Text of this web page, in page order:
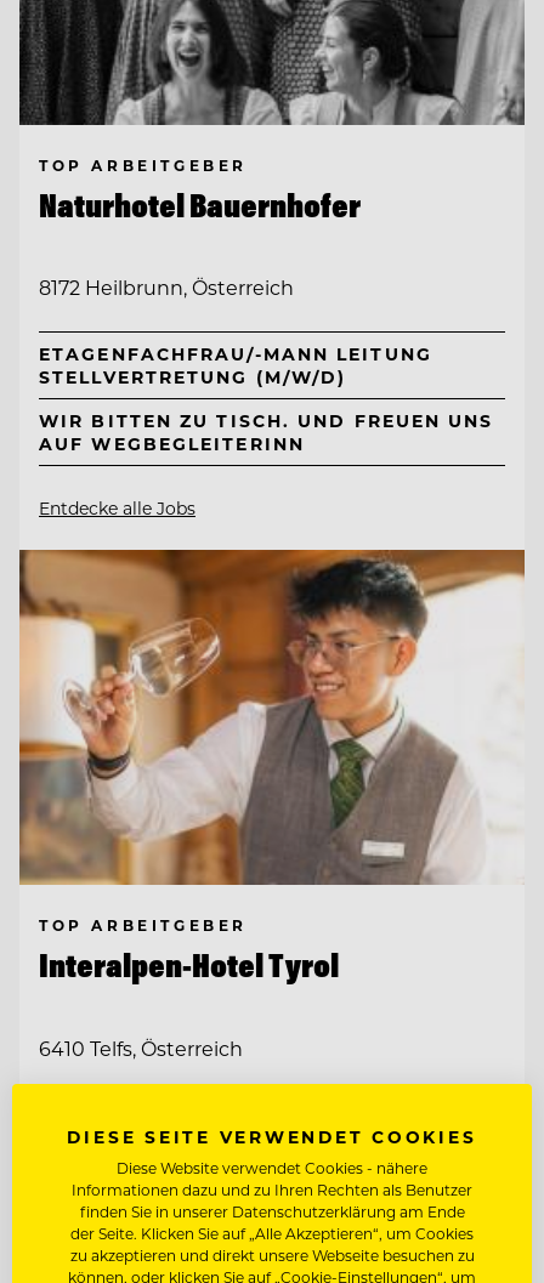
TOP ARBEITGEBER
Naturhotel Bauernhofer
8172 Heilbrunn, Österreich
ETAGENFACHFRAU/-MANN LEITUNG
STELLVERTRETUNG (M/W/D)
WIR BITTEN ZU TISCH. UND FREUEN UNS
AUF WEGBEGLEITERINN
Entdecke alle Jobs
TOP ARBEITGEBER
Interalpen-Hotel Tyrol
6410 Telfs, Österreich
FITNESSTRAINER:IN (M/W/D)
COMMIS DE PATISSERIE (M/W/D)
Entdecke alle Jobs
DIESE SEITE VERWENDET COOKIES
Diese Website verwendet Cookies - nähere
Informationen dazu und zu Ihren Rechten als Benutzer
finden Sie in unserer Datenschutzerklärung am Ende
der Seite. Klicken Sie auf „Alle Akzeptieren“, um Cookies
zu akzeptieren und direkt unsere Webseite besuchen zu
können, oder klicken Sie auf „Cookie-Einstellungen“, um